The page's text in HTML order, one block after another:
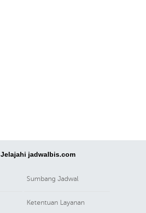
Jelajahi jadwalbis.com
Sumbang Jadwal
Ketentuan Layanan